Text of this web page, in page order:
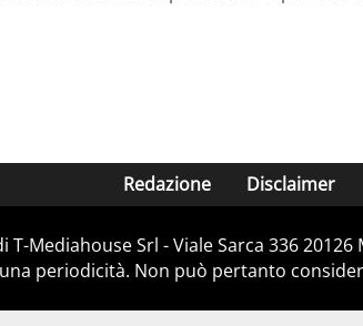
Redazione Disclaimer
Mediahouse Srl - Viale Sarca 336
periodicità. Non può pertanto